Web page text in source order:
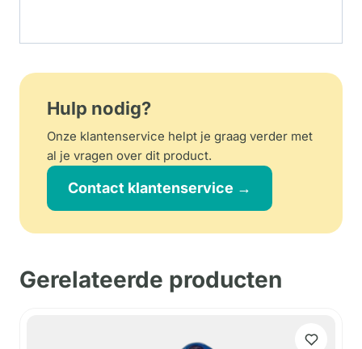
Hulp nodig?
Onze klantenservice helpt je graag verder met
al je vragen over dit product.
Contact klantenservice →
Gerelateerde producten